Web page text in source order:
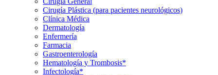
Cirugía Plástica (para pacientes neurológicos)
Clínica Médica
Dermatología
Enfermería
Farmacia
Gastroenterología
Hematología y Trombosis*
Infectología*